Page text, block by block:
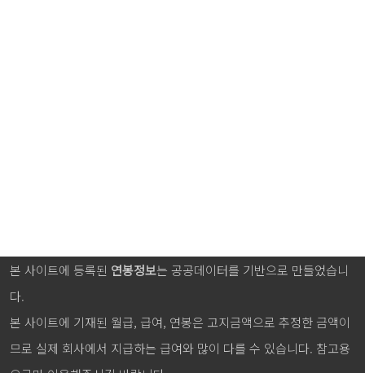
본 사이트에 등록된 연봉정보는 공공데이터를 기반으로 만들었습니
다.
본 사이트에 기재된 월급, 급여, 연봉은 고지금액으로 추정한 금액이
므로 실제 회사에서 지급하는 급여와 많이 다를 수 있습니다. 참고용